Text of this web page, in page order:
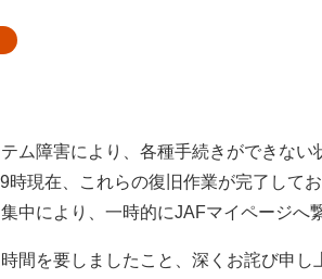
ム障害により、各種手続きができな
時現在、これらの復旧作業が完了してお
中により、一時的にJAFマイページへ
間を要しましたこと、深くお詫び申し